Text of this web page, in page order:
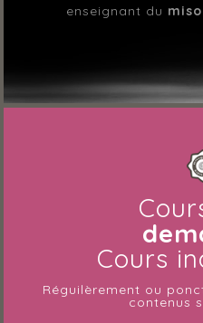
enseignant du
Cours
Réguilèrement ou
contenus